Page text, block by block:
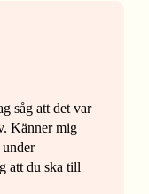
såg att det var
Känner mig
att du ska till